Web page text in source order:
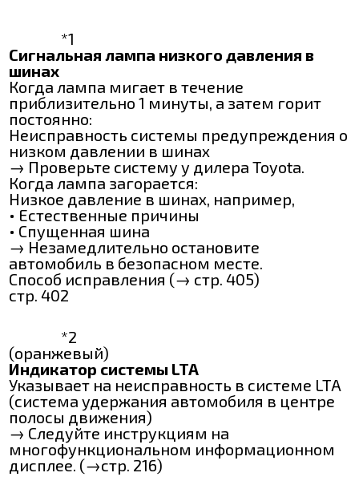
*1
Сигнальная лампа низкого давления в
шинах
Когда лампа мигает в течение
приблизительно 1 минуты, а затем горит
постоянно:
Неисправность системы предупреждения о
низком давлении в шинах
→ Проверьте систему у дилера Toyota.
Когда лампа загорается:
Низкое давление в шинах, например,
• Естественные причины
• Спущенная шина
→ Незамедлительно остановите
автомобиль в безопасном месте.
Способ исправления (→ стр. 405)
стр. 402
*2
(оранжевый)
Индикатор системы LTA
Указывает на неисправность в системе LTA
(система удержания автомобиля в центре
полосы движения)
→ Следуйте инструкциям на
многофункциональном информационном
дисплее. (→стр. 216)